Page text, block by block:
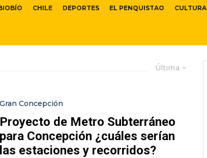
CHILE DEPORTES EL PENQUISTAO CULTURA
Última
Gran Concepción
Proyecto de Metro Subterráneo
para Concepción ¿cuáles serían
las estaciones y recorridos?